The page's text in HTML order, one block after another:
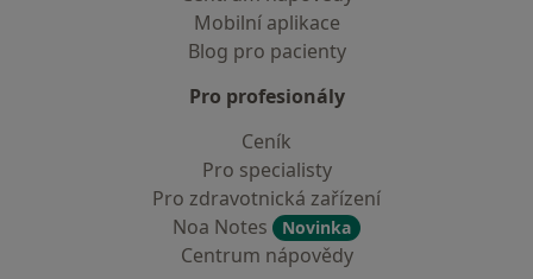
Mobilní aplikace
Blog pro pacienty
Pro profesionály
Ceník
Pro specialisty
Pro zdravotnická zařízení
Noa Notes
Novinka
Centrum nápovědy